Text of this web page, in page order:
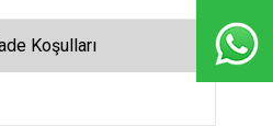
Koşulları